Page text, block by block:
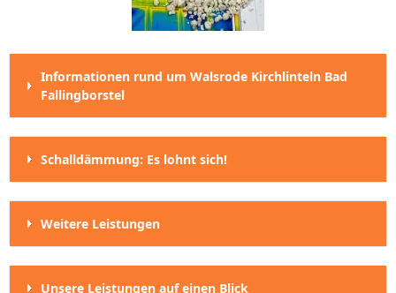
Informationen rund um Walsrode Kirchlinteln Bad
Fallingborstel
Schalldämmung: Es lohnt sich!
Weitere Leistungen
Unsere Leistungen auf einen Blick